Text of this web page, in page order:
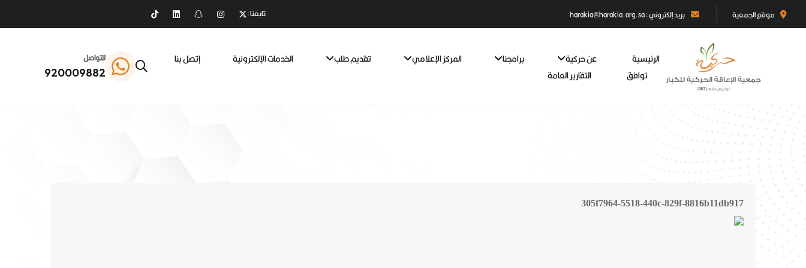
موقع الجمعية بريد إلكتروني : harakia@harakia.org.sa تابعنا :
الرئيسية عن حركية برامجنا المركز الإعلامي تقديم طلب الخدمات الإلكترونية
إتصل بنا
توافق
التقارير العامة
للتواصل
920009882
305f7964-5518-440c-829f-8816b11db917